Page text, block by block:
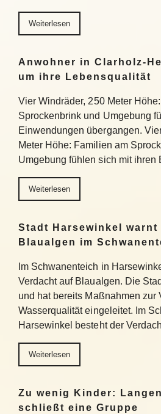
Weiterlesen
Anwohner in Clarholz-
um ihre Lebensqualität
Vier Windräder, 250 Meter
Sprockenbrink und Umgebung
Einwendungen übergangen.
Meter Höhe: Familien am
Umgebung fühlen sich mit
Weiterlesen
Stadt Harsewinkel
Blaualgen im
Im Schwanenteich in
Verdacht auf Blaualgen. Die
und hat bereits Maßnahmen zur
Wasserqualität eingeleitet. Im
Harsewinkel besteht der
Weiterlesen
Zu wenig Kinder:
schließt eine Gruppe